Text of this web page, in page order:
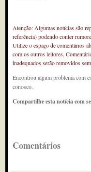
Atenção: Algumas notícias são
referência) podendo conter
Utilize o espaço de comentários
com os outros leitores.
inadequados serão removidos
Encontrou algum problema com
conosco.
Compartilhe esta notícia com
Comentários